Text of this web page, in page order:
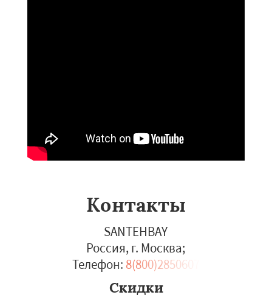
Контакты
SANTEHBAY
Россия, г. Москва;
Телефон: 8(800)2850607
Скидки